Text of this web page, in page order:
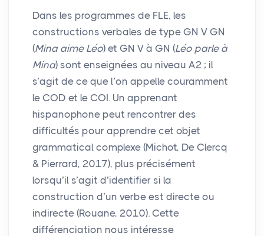
Dans les programmes de FLE, les
constructions verbales de type GN V GN
(Mina aime Léo) et GN V à GN (Léo parle à
Mina) sont enseignées au niveau A2 ; il
s’agit de ce que l’on appelle couramment
le COD et le COI. Un apprenant
hispanophone peut rencontrer des
difficultés pour apprendre cet objet
grammatical complexe (Michot, De Clercq
& Pierrard, 2017), plus précisément
lorsqu’il s’agit d’identifier si la
construction d’un verbe est directe ou
indirecte (Rouane, 2010). Cette
différenciation nous intéresse